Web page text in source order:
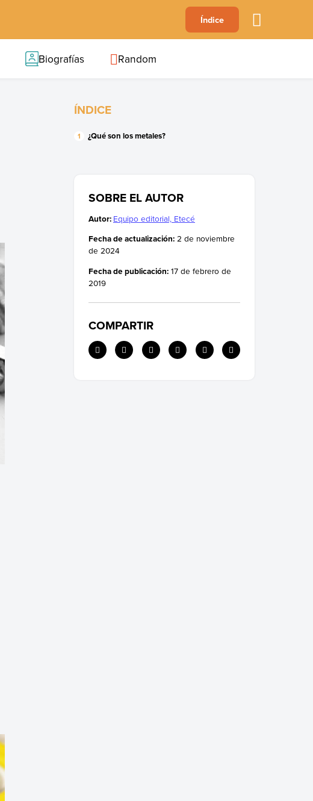
B C F
Índice
Biografías Random
ÍNDICE
¿Qué son los metales?
SOBRE EL AUTOR
Autor: Equipo editorial, Etecé
Fecha de actualización: 2 de noviembre
de 2024
Fecha de publicación: 17 de febrero de
2019
COMPARTIR